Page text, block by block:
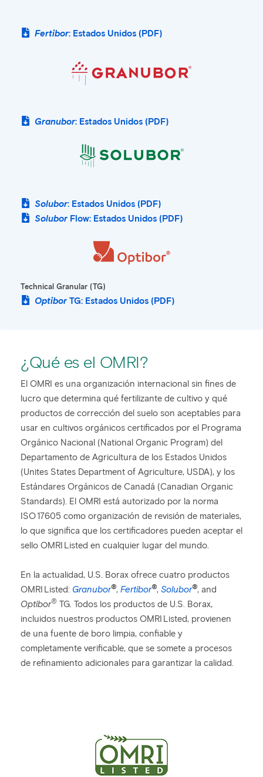
Fertibor: Estados Unidos (PDF)
Granubor: Estados Unidos (PDF)
Solubor: Estados Unidos (PDF)
Solubor Flow: Estados Unidos (PDF)
Technical Granular (TG)
Optibor TG: Estados Unidos (PDF)
¿Qué es el OMRI?
El OMRI es una organización internacional sin fines de
lucro que determina qué fertilizante de cultivo y qué
productos de corrección del suelo son aceptables para
usar en cultivos orgánicos certificados por el Programa
Orgánico Nacional (National Organic Program) del
Departamento de Agricultura de los Estados Unidos
(Unites States Department of Agriculture, USDA), y los
Estándares Orgánicos de Canadá (Canadian Organic
Standards). El OMRI está autorizado por la norma
ISO 17605 como organización de revisión de materiales,
lo que significa que los certificadores pueden aceptar el
sello OMRI Listed en cualquier lugar del mundo.
En la actualidad, U.S. Borax ofrece cuatro productos
OMRI Listed: Granubor®, Fertibor®, Solubor®, and
Optibor® TG. Todos los productos de U.S. Borax,
incluidos nuestros productos OMRI Listed, provienen
de una fuente de boro limpia, confiable y
completamente verificable, que se somete a procesos
de refinamiento adicionales para garantizar la calidad.